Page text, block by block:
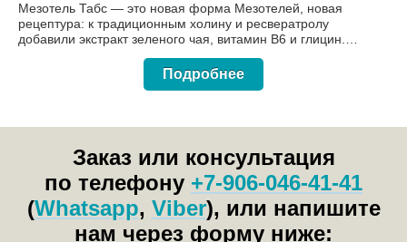
Мезотель Табс — это новая форма Мезотелей, новая
рецептура: к традиционным холину и ресвератролу
добавили экстракт зеленого чая, витамин В6 и глицин.
Подробнее
Заказ или консультация
по телефону +7-906-046-41-41
(Whatsapp, Viber), или напишите
нам через форму ниже: